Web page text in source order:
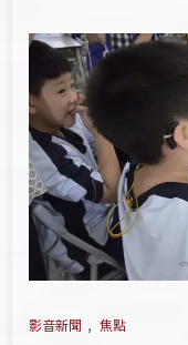
影音新聞 , 焦點